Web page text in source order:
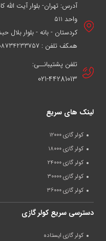
واحد 511
همکف تلفن : 08734233757
تلفن پشتیبانــی:
021-44281013
لینک های سریع
کولر گازی 12000
کولر گازی 18000
کولر گازی 24000
کولر گازی 30000
کولر گازی 36000
دسترسی سریع کولر گازی
کولر گازی ایستاده